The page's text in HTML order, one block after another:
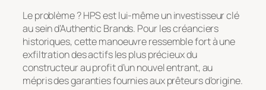
Le problème ? HPS est lui-même un investisseur clé
au sein d’Authentic Brands. Pour les créanciers
historiques, cette manoeuvre ressemble fort à une
exfiltration des actifs les plus précieux du
constructeur au profit d’un nouvel entrant, au
mépris des garanties fournies aux prêteurs d’origine.